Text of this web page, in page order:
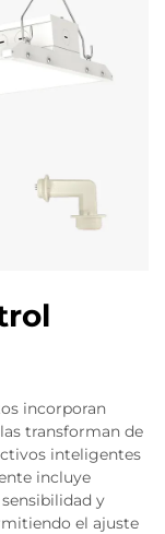
incorporan
transforman de
inteligentes
incluye
y
el ajuste